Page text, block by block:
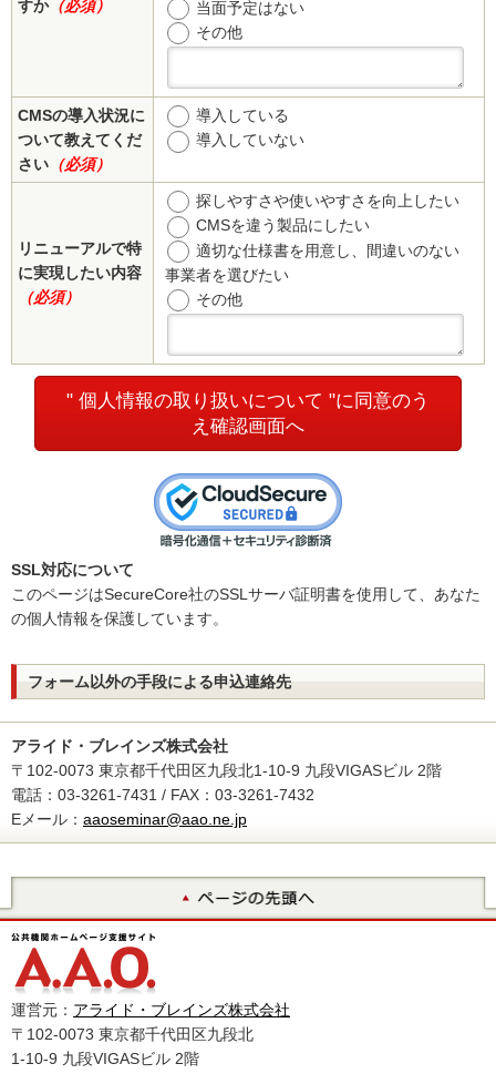
すか（必須）
当面予定はない
その他
CMSの導入状況に
ついて教えてくだ
さい （必須）
導入している
導入していない
リニューアルで特
に実現したい内容
（必須）
探しやすさや使いやすさを向上したい
CMSを違う製品にしたい
適切な仕様書を用意し、間違いのない
事業者を選びたい
その他
" 個人情報の取り扱いについて "に同意のう
え確認画面へ
SSL対応について
このページはSecureCore社のSSLサーバ証明書を使用して、あなた
の個人情報を保護しています。
フォーム以外の手段による申込連絡先
アライド・ブレインズ株式会社
〒102-0073 東京都千代田区九段北1-10-9 九段VIGASビル 2階
電話：03-3261-7431 / FAX：03-3261-7432
Eメール： aaoseminar@aao.ne.jp
運営元： アライド・ブレインズ株式会社
〒102-0073 東京都千代田区九段北
1-10-9 九段VIGASビル 2階